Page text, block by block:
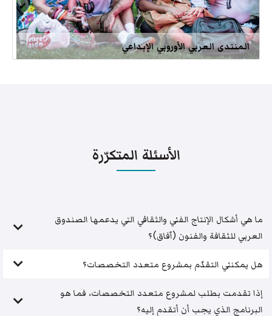
المنتدى العربي الأوروبي الإبداعي
الأسئلة المتكرّرة
ما هي أشكال الإنتاج الفني والثقافي التي يدعمها الصندوق
العربي للثقافة والفنون (آفاق)؟
هل يمكنني التقدّم بمشروع متعدد التخصصات؟
إذا تقدمت بطلب لمشروع متعدد التخصصات، فما هو
البرنامج الذي يجب أن أتقدم إليه؟